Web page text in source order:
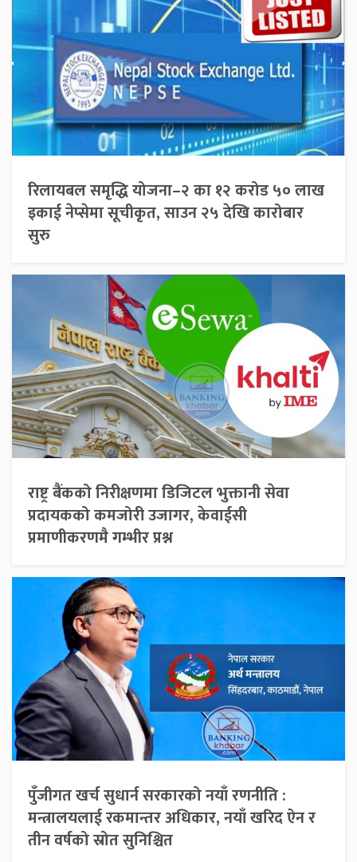
रिलायबल समृद्धि योजना–२ का १२ करोड ५० लाख
इकाई नेप्सेमा सूचीकृत, साउन २५ देखि कारोबार
सुरु
राष्ट्र बैंकको निरीक्षणमा डिजिटल भुक्तानी सेवा
प्रदायकको कमजोरी उजागर, केवाईसी
प्रमाणीकरणमै गम्भीर प्रश्न
पुँजीगत खर्च सुधार्न सरकारको नयाँ रणनीति :
मन्त्रालयलाई रकमान्तर अधिकार, नयाँ खरिद ऐन र
तीन वर्षको स्रोत सुनिश्चित